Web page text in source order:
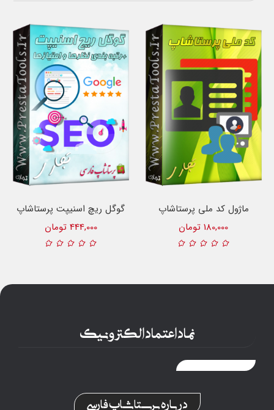
گوگل ریچ اسنیپت پرستاشاپ
444,000 تومان
ماژول کد ملی پرستاشاپ
180,000 تومان
نماد اعتماد الکترونیک
درباره پرستاشاپ فارسی